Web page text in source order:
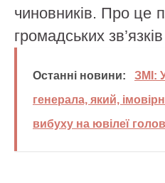
чиновників. Про це
громадських
Останні новини:
ЗМІ:
генерала, який,
вибуху на ювілеї